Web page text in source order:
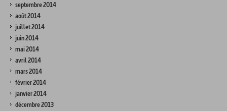
septembre 2014
août 2014
juillet 2014
juin 2014
mai 2014
avril 2014
mars 2014
février 2014
janvier 2014
décembre 2013